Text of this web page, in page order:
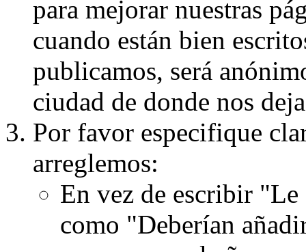
para mejorar nuestras
cuando están bien
publicamos, será
ciudad de donde nos
Por favor especifique
arreglemos:
En vez de escribir
como "Deberían